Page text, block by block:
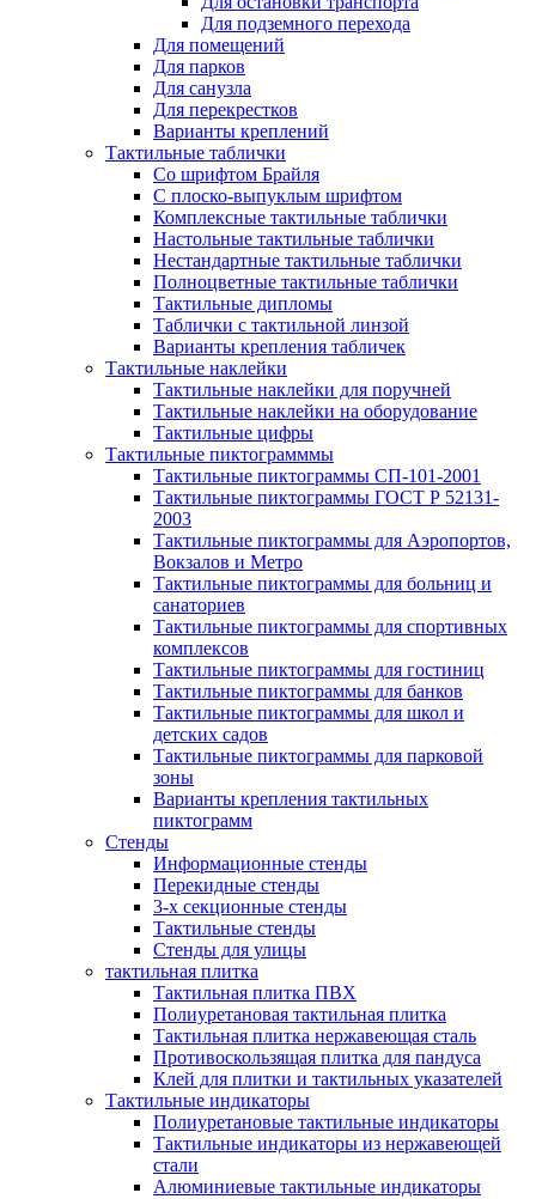
Для подземного перехода
Для помещений
Для парков
Для санузла
Для перекрестков
Варианты креплений
Тактильные таблички
Со шрифтом Брайля
С плоско-выпуклым шрифтом
Комплексные тактильные таблички
Настольные тактильные таблички
Нестандартные тактильные таблички
Полноцветные тактильные таблички
Тактильные дипломы
Таблички с тактильной линзой
Варианты крепления табличек
Тактильные наклейки
Тактильные наклейки для поручней
Тактильные наклейки на оборудование
Тактильные цифры
Тактильные пиктограмммы
Тактильные пиктограммы СП-101-2001
Тактильные пиктограммы ГОСТ Р 52131-
2003
Тактильные пиктограммы для Аэропортов,
Вокзалов и Метро
Тактильные пиктограммы для больниц и
санаториев
Тактильные пиктограммы для спортивных
комплексов
Тактильные пиктограммы для гостиниц
Тактильные пиктограммы для банков
Тактильные пиктограммы для школ и
детских садов
Тактильные пиктограммы для парковой
зоны
Варианты крепления тактильных
пиктограмм
Стенды
Информационные стенды
Перекидные стенды
3-х секционные стенды
Тактильные стенды
Стенды для улицы
тактильная плитка
Тактильная плитка ПВХ
Полиуретановая тактильная плитка
Тактильная плитка нержавеющая сталь
Противоскользящая плитка для пандуса
Клей для плитки и тактильных указателей
Тактильные индикаторы
Полиуретановые тактильные индикаторы
Тактильные индикаторы из нержавеющей
стали
Алюминиевые тактильные индикаторы